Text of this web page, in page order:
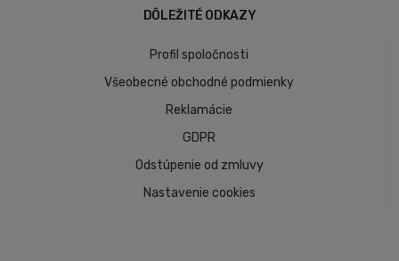
DÔLEŽITÉ ODKAZY
Profil spoločnosti
Všeobecné obchodné podmienky
Reklamácie
GDPR
Odstúpenie od zmluvy
Nastavenie cookies